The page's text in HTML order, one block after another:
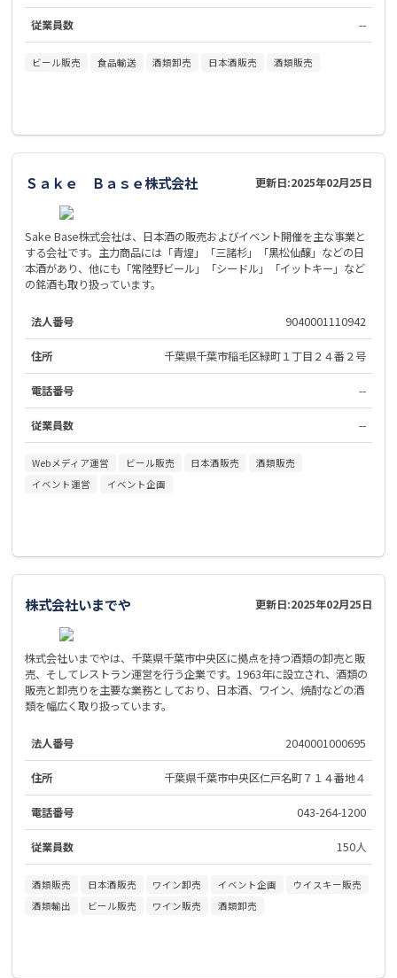
従業員数 --
ビール販売 食品輸送 酒類卸売 日本酒販売 酒類販売
Ｓａｋｅ Ｂａｓｅ株式会社 更新日:2025年02月25日
Sake Base株式会社は、日本酒の販売およびイベント開催を主な事業と
する会社です。主力商品には「青煌」「三諸杉」「黒松仙醸」などの日
本酒があり、他にも「常陸野ビール」「シードル」「イットキー」など
の銘酒も取り扱っています。
法人番号 9040001110942
住所 千葉県千葉市稲毛区緑町１丁目２４番２号
電話番号 --
従業員数 --
Webメディア運営 ビール販売 日本酒販売
酒類販売
イベント運営
イベント企画
株式会社いまでや 更新日:2025年02月25日
株式会社いまでやは、千葉県千葉市中央区に拠点を持つ酒類の卸売と販
売、そしてレストラン運営を行う企業です。1963年に設立され、酒類の
販売と卸売りを主要な業務としており、日本酒、ワイン、焼酎などの酒
類を幅広く取り扱っています。
法人番号 2040001000695
住所 千葉県千葉市中央区仁戸名町７１４番地４
電話番号 043-264-1200
従業員数 150人
酒類販売 日本酒販売 ワイン卸売 イベント企画
ウイスキー販売
酒類輸出
ビール販売 ワイン販売 酒類卸売